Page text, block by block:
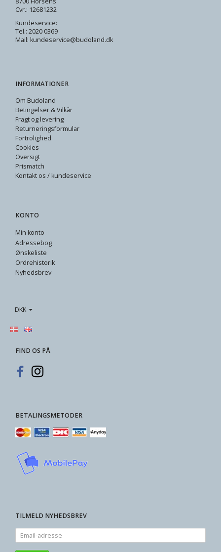
Cvr.: 12681232
Kundeservice:
Tel.: 2020 0369
Mail: kundeservice@budoland.dk
INFORMATIONER
Om Budoland
Betingelser & Vilkår
Fragt og levering
Returneringsformular
Fortrolighed
Cookies
Oversigt
Prismatch
Kontakt os / kundeservice
KONTO
Min konto
Adressebog
Ønskeliste
Ordrehistorik
Nyhedsbrev
DKK
FIND OS PÅ
BETALINGSMETODER
TILMELD NYHEDSBREV
Email-
adresse